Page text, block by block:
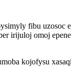
fibu uzosoc
irijuloj omoj
kojofysu